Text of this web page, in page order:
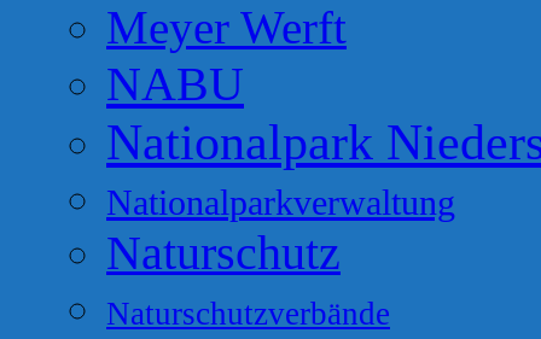
Meyer Werft
NABU
Nationalpark
Nationalparkverwaltung
Naturschutz
Naturschutzverbände